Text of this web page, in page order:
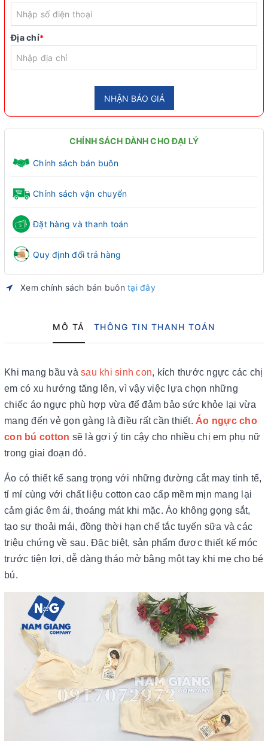
Địa chỉ*
NHẬN BÁO GIÁ
CHÍNH SÁCH DÀNH CHO ĐẠI LÝ
Chính sách bán buôn
Chính sách vận chuyển
Đặt hàng và thanh toán
Quy định đổi trả hàng
Xem chính sách bán buôn tại đây
MÔ TẢ THÔNG TIN THANH TOÁN
Khi mang bầu và sau khi sinh con, kích thước ngực các chị
em có xu hướng tăng lên, vì vậy việc lựa chọn những
chiếc áo ngực phù hợp vừa để đảm bảo sức khỏe lại vừa
mang đến vẻ gọn gàng là điều rất cần thiết. Áo ngực cho
con bú cotton sẽ là gợi ý tin cậy cho nhiều chị em phụ nữ
trong giai đoạn đó.
Áo có thiết kế sang trọng với những đường cắt may tinh tế,
tỉ mỉ cùng với chất liệu cotton cao cấp mềm mịn mang lại
cảm giác êm ái, thoáng mát khi mặc. Áo không gọng sắt,
tạo sự thoải mái, đồng thời hạn chế tắc tuyến sữa và các
triệu chứng về sau. Đặc biệt, sản phẩm được thiết kế móc
trước tiện lợi, dễ dàng tháo mở bằng một tay khi mẹ cho bé
bú.